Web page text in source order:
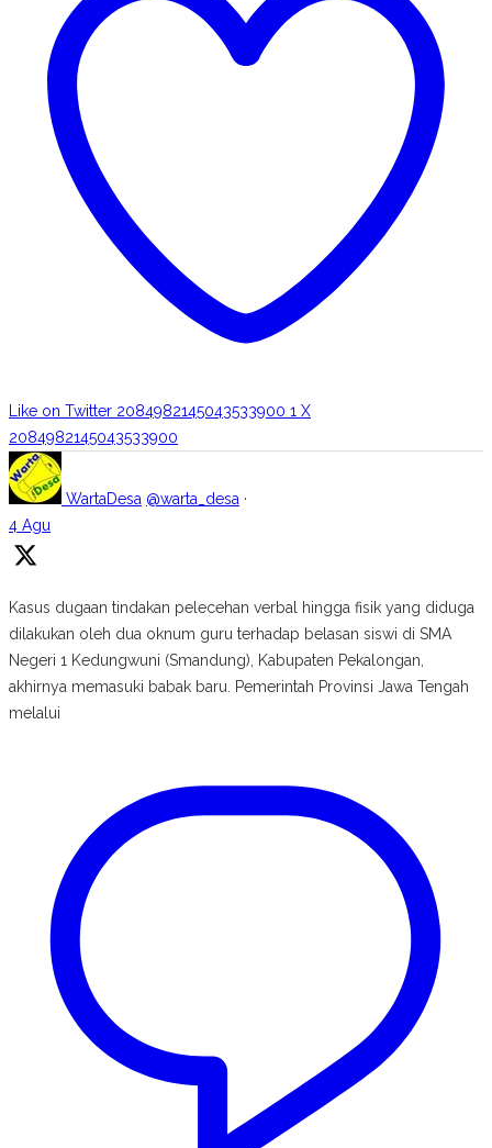
Like on Twitter 2084982145043533900 1 X
2084982145043533900
WartaDesa @warta_desa ·
4 Agu
Kasus dugaan tindakan pelecehan verbal hingga fisik yang diduga
dilakukan oleh dua oknum guru terhadap belasan siswi di SMA
Negeri 1 Kedungwuni (Smandung), Kabupaten Pekalongan,
akhirnya memasuki babak baru. Pemerintah Provinsi Jawa Tengah
melalui